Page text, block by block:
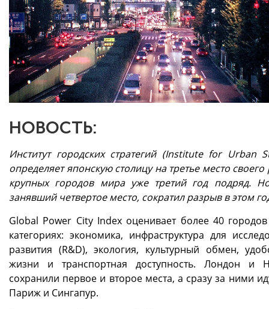
НОВОСТЬ:
Институт городских стратегий (Institute for Urban
определяет японскую столицу на третье место своего
крупных городов мира уже третий год подряд.
занявший четвертое место, сократил разрыв в этом
Global Power City Index оценивает более 40
категориях: экономика, инфраструктура для
развития (R&D), экология, культурный обмен,
жизни и транспортная доступность. Лондон и
сохранили первое и второе места, а сразу за ними
Париж и Сингапур.